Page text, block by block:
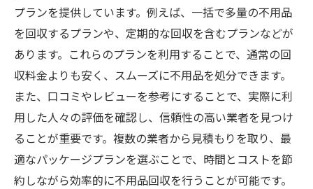
プランを提供しています。例えば、一括で多量の不用品
を回収するプランや、定期的な回収を含むプランなどが
あります。これらのプランを利用することで、通常の回
収料金よりも安く、スムーズに不用品を処分できます。
また、口コミやレビューを参考にすることで、実際に利
用した人々の評価を確認し、信頼性の高い業者を見つけ
ることが重要です。複数の業者から見積もりを取り、最
適なパッケージプランを選ぶことで、時間とコストを節
約しながら効率的に不用品回収を行うことが可能です。